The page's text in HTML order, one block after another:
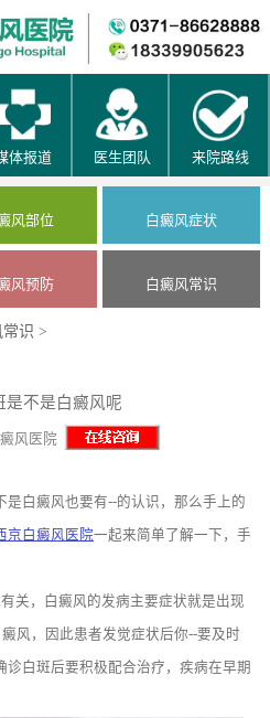
体报道 医生团队 来院路线
风部位 白癜风症状
风预防 白癜风常识
常识 >
是不是白癜风呢
风医院
白癜风也要有--的认识，那么手上的
京白癜风医院一起来简单了解一下，手
，白癜风的发病主要症状就是出现
风，因此患者发觉症状后你--要及时
白斑后要积极配合治疗，疾病在早期